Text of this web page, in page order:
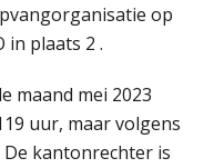
op
in plaats 2 .
maand mei 2023
uur, maar volgens
kantonrechter is